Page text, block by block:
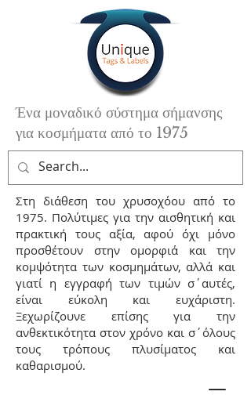
Ένα μοναδικό σύστημα σήμανσης
για κοσμήματα από το 1975
Στη διάθεση του χρυσοχόου από το
1975. Πολύτιμες για την αισθητική και
πρακτική τους αξία, αφού όχι μόνο
προσθέτουν στην ομορφιά και την
κομψότητα των κοσμημάτων, αλλά και
γιατί η εγγραφή των τιμών σ΄αυτές,
είναι εύκολη και ευχάριστη.
Ξεχωρίζουνε επίσης για την
ανθεκτικότητα στον χρόνο και σ΄όλους
τους τρόπους πλυσίματος και
καθαρισμού.